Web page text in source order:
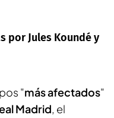
por Jules Koundé y
"más afectados"
Madrid, el